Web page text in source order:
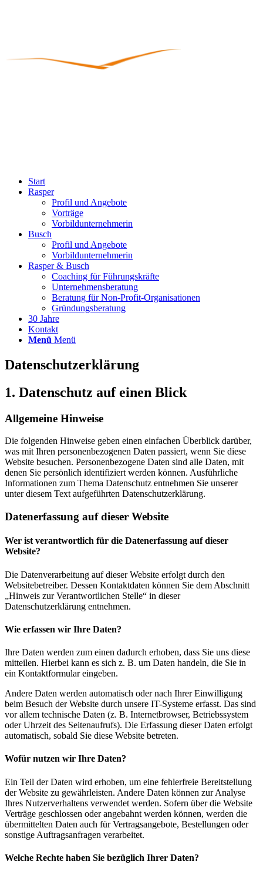
Start
Rasper
Profil und Angebote
Vorträge
Vorbildunternehmerin
Busch
Profil und Angebote
Vorbildunternehmerin
Rasper & Busch
Coaching für Führungskräfte
Unternehmensberatung
Beratung für Non-Profit-Organisationen
Gründungsberatung
30 Jahre
Kontakt
Menü Menü
Datenschutz­erklärung
1. Datenschutz auf einen Blick
Allgemeine Hinweise
Die folgenden Hinweise geben einen einfachen Überblick darüber,
was mit Ihren personenbezogenen Daten passiert, wenn Sie diese
Website besuchen. Personenbezogene Daten sind alle Daten, mit
denen Sie persönlich identifiziert werden können. Ausführliche
Informationen zum Thema Datenschutz entnehmen Sie unserer
unter diesem Text aufgeführten Datenschutzerklärung.
Datenerfassung auf dieser Website
Wer ist verantwortlich für die Datenerfassung auf dieser
Website?
Die Datenverarbeitung auf dieser Website erfolgt durch den
Websitebetreiber. Dessen Kontaktdaten können Sie dem Abschnitt
„Hinweis zur Verantwortlichen Stelle“ in dieser
Datenschutzerklärung entnehmen.
Wie erfassen wir Ihre Daten?
Ihre Daten werden zum einen dadurch erhoben, dass Sie uns diese
mitteilen. Hierbei kann es sich z. B. um Daten handeln, die Sie in
ein Kontaktformular eingeben.
Andere Daten werden automatisch oder nach Ihrer Einwilligung
beim Besuch der Website durch unsere IT-Systeme erfasst. Das sind
vor allem technische Daten (z. B. Internetbrowser, Betriebssystem
oder Uhrzeit des Seitenaufrufs). Die Erfassung dieser Daten erfolgt
automatisch, sobald Sie diese Website betreten.
Wofür nutzen wir Ihre Daten?
Ein Teil der Daten wird erhoben, um eine fehlerfreie Bereitstellung
der Website zu gewährleisten. Andere Daten können zur Analyse
Ihres Nutzerverhaltens verwendet werden. Sofern über die Website
Verträge geschlossen oder angebahnt werden können, werden die
übermittelten Daten auch für Vertragsangebote, Bestellungen oder
sonstige Auftragsanfragen verarbeitet.
Welche Rechte haben Sie bezüglich Ihrer Daten?